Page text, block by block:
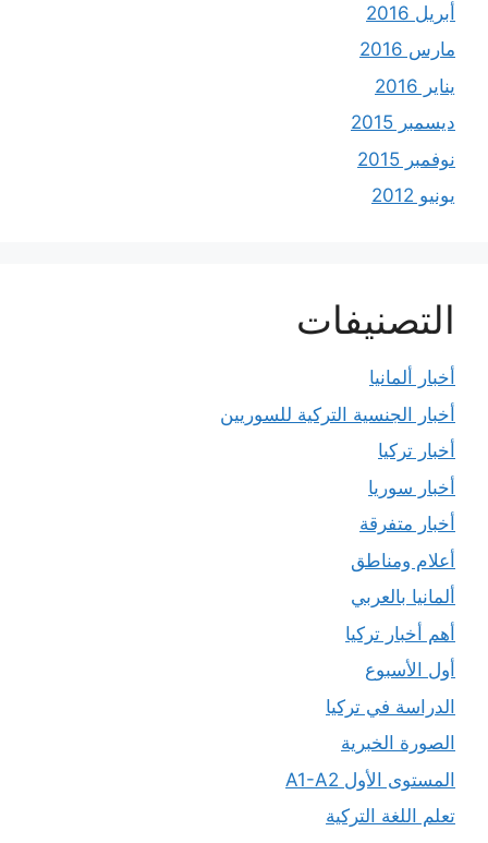
أبريل 2016
مارس 2016
يناير 2016
ديسمبر 2015
نوفمبر 2015
يونيو 2012
التصنيفات
أخبار ألمانيا
أخبار الجنسية التركية للسوريين
أخبار تركيا
أخبار سوريا
أخبار متفرقة
أعلام ومناطق
ألمانيا بالعربي
أهم أخبار تركيا
أول الأسبوع
الدراسة في تركيا
الصورة الخبرية
المستوى الأول A1-A2
تعلم اللغة التركية